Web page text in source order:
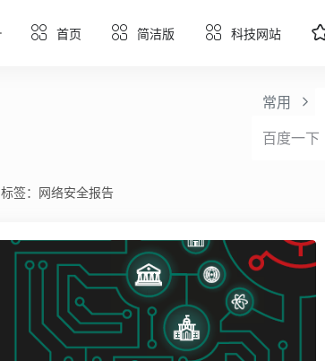
首页 简洁版 科技网站
常用
标签：网络安全报告